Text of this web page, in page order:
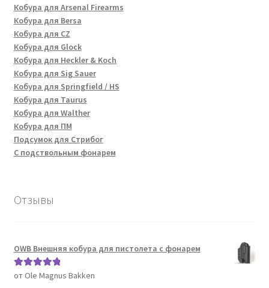
Кобура для Arsenal Firearms
Кобура для Bersa
Кобура для CZ
Кобура для Glock
Кобура для Heckler & Koch
Кобура для Sig Sauer
Кобура для Springfield / HS
Кобура для Taurus
Кобура для Walther
Кобура для ПМ
Подсумок для Стрибог
С подствольным фонарем
Отзывы
OWB Внешняя кобура для пистолета с фонарем
Оценка5из
от Ole Magnus Bakken